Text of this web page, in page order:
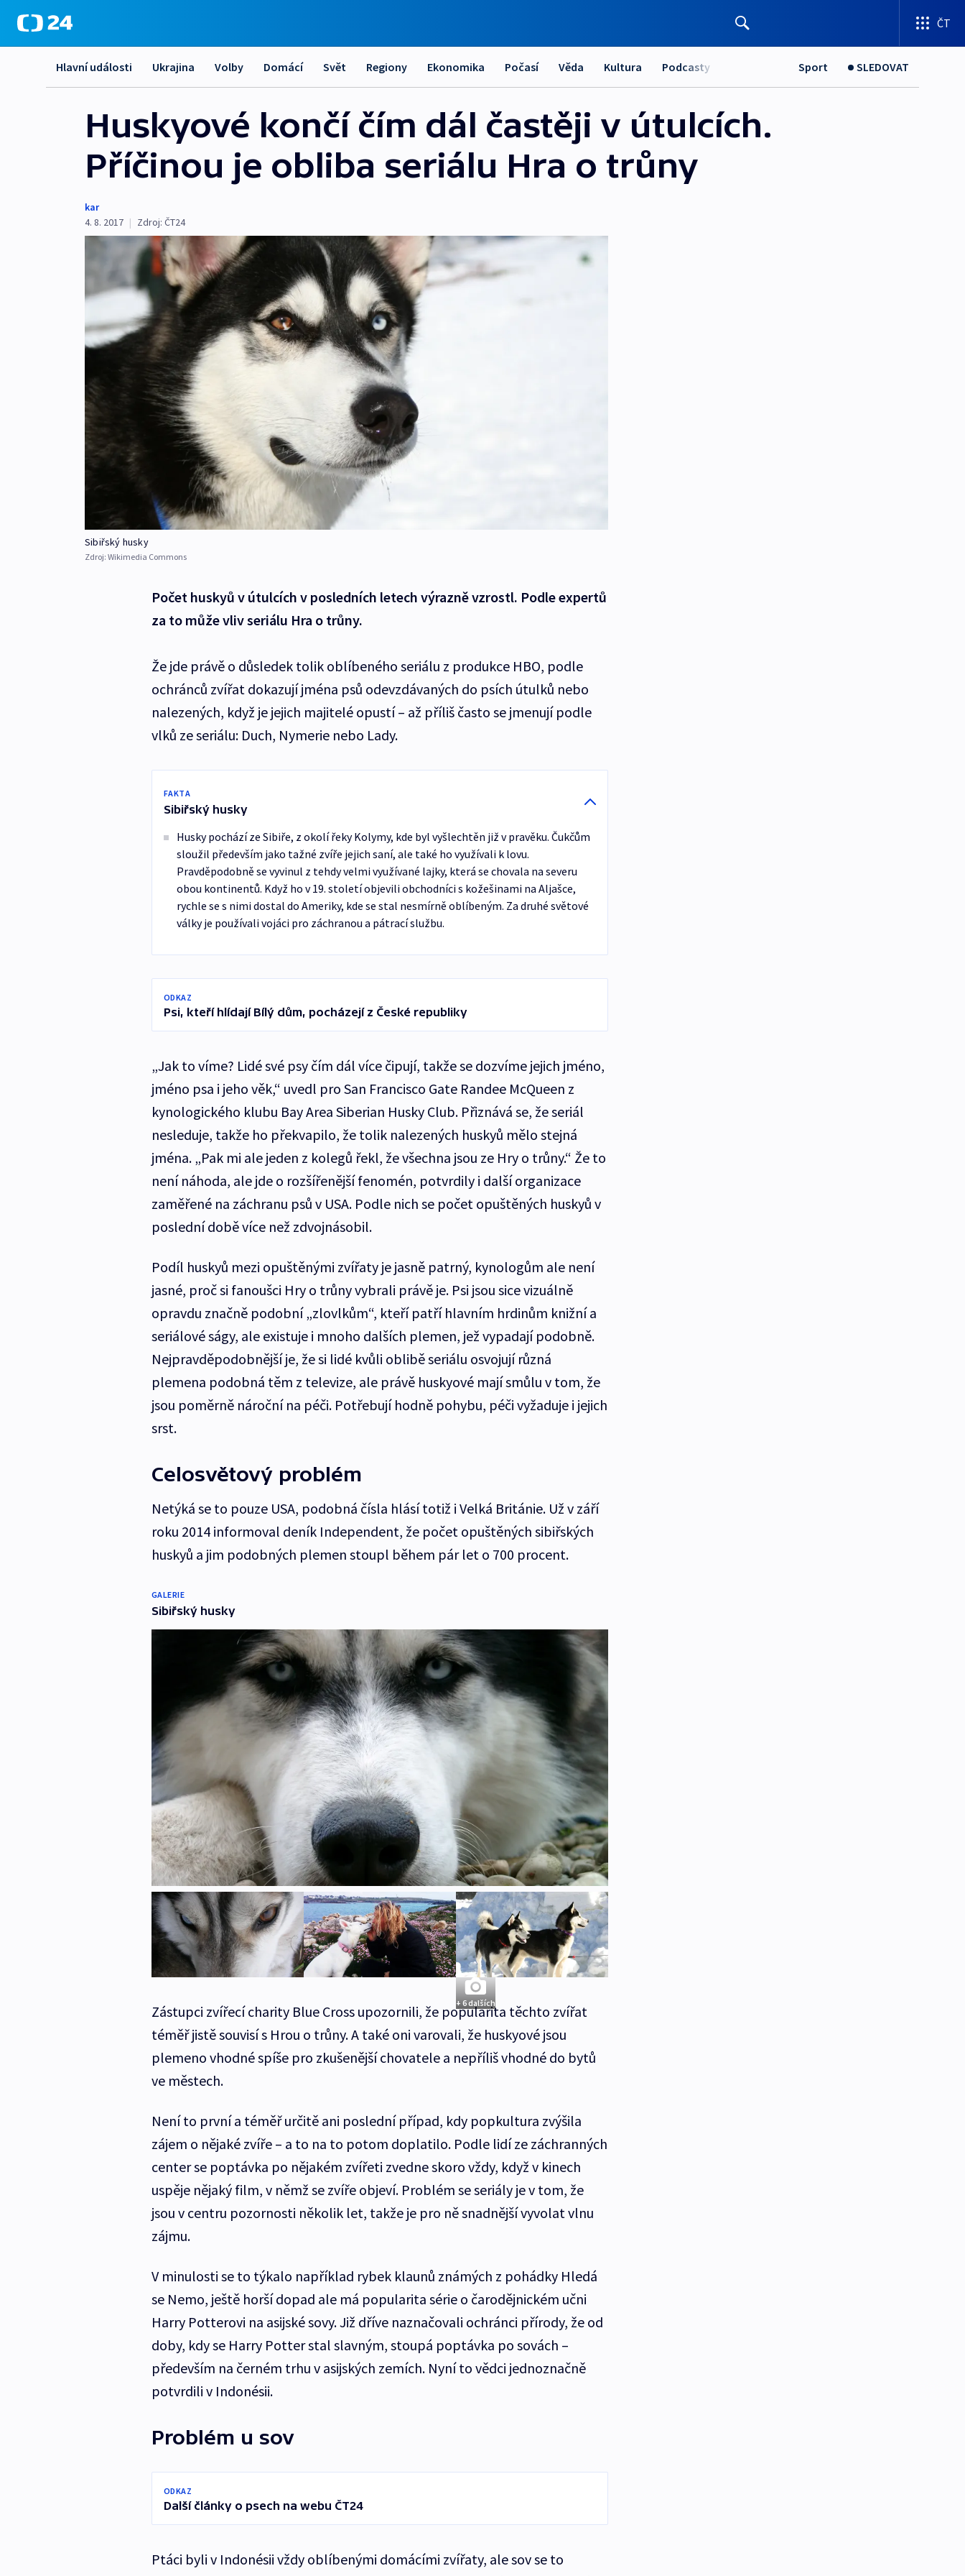
ČT
Hlavní události Ukrajina Volby Domácí Svět Regiony Ekonomika Počasí Věda Kultura Podcasty Sport SLEDOVAT
Huskyové končí čím dál častěji v útulcích.
Příčinou je obliba seriálu Hra o trůny
kar
4. 8. 2017 | Zdroj: ČT24
Sibiřský husky
Zdroj: Wikimedia Commons
Počet huskyů v útulcích v posledních letech výrazně vzrostl. Podle expertů
za to může vliv seriálu Hra o trůny.
Že jde právě o důsledek tolik oblíbeného seriálu z produkce HBO, podle
ochránců zvířat dokazují jména psů odevzdávaných do psích útulků nebo
nalezených, když je jejich majitelé opustí – až příliš často se jmenují podle
vlků ze seriálu: Duch, Nymerie nebo Lady.
FAKTA
Sibiřský husky
Husky pochází ze Sibiře, z okolí řeky Kolymy, kde byl vyšlechtěn již v pravěku. Čukčům
sloužil především jako tažné zvíře jejich saní, ale také ho využívali k lovu.
Pravděpodobně se vyvinul z tehdy velmi využívané lajky, která se chovala na severu
obou kontinentů. Když ho v 19. století objevili obchodníci s kožešinami na Aljašce,
rychle se s nimi dostal do Ameriky, kde se stal nesmírně oblíbeným. Za druhé světové
války je používali vojáci pro záchranou a pátrací službu.
ODKAZ
Psi, kteří hlídají Bílý dům, pocházejí z České republiky
„Jak to víme? Lidé své psy čím dál více čipují, takže se dozvíme jejich jméno,
jméno psa i jeho věk,“ uvedl pro San Francisco Gate Randee McQueen z
kynologického klubu Bay Area Siberian Husky Club. Přiznává se, že seriál
nesleduje, takže ho překvapilo, že tolik nalezených huskyů mělo stejná
jména. „Pak mi ale jeden z kolegů řekl, že všechna jsou ze Hry o trůny.“ Že to
není náhoda, ale jde o rozšířenější fenomén, potvrdily i další organizace
zaměřené na záchranu psů v USA. Podle nich se počet opuštěných huskyů v
poslední době více než zdvojnásobil.
Podíl huskyů mezi opuštěnými zvířaty je jasně patrný, kynologům ale není
jasné, proč si fanoušci Hry o trůny vybrali právě je. Psi jsou sice vizuálně
opravdu značně podobní „zlovlkům“, kteří patří hlavním hrdinům knižní a
seriálové ságy, ale existuje i mnoho dalších plemen, jež vypadají podobně.
Nejpravděpodobnější je, že si lidé kvůli oblibě seriálu osvojují různá
plemena podobná těm z televize, ale právě huskyové mají smůlu v tom, že
jsou poměrně nároční na péči. Potřebují hodně pohybu, péči vyžaduje i jejich
srst.
Celosvětový problém
Netýká se to pouze USA, podobná čísla hlásí totiž i Velká Británie. Už v září
roku 2014 informoval deník Independent, že počet opuštěných sibiřských
huskyů a jim podobných plemen stoupl během pár let o 700 procent.
GALERIE
Sibiřský husky
+ 6 dalších
Zástupci zvířecí charity Blue Cross upozornili, že popularita těchto zvířat
téměř jistě souvisí s Hrou o trůny. A také oni varovali, že huskyové jsou
plemeno vhodné spíše pro zkušenější chovatele a nepříliš vhodné do bytů
ve městech.
Není to první a téměř určitě ani poslední případ, kdy popkultura zvýšila
zájem o nějaké zvíře – a to na to potom doplatilo. Podle lidí ze záchranných
center se poptávka po nějakém zvířeti zvedne skoro vždy, když v kinech
uspěje nějaký film, v němž se zvíře objeví. Problém se seriály je v tom, že
jsou v centru pozornosti několik let, takže je pro ně snadnější vyvolat vlnu
zájmu.
V minulosti se to týkalo například rybek klaunů známých z pohádky Hledá
se Nemo, ještě horší dopad ale má popularita série o čarodějnickém učni
Harry Potterovi na asijské sovy. Již dříve naznačovali ochránci přírody, že od
doby, kdy se Harry Potter stal slavným, stoupá poptávka po sovách –
především na černém trhu v asijských zemích. Nyní to vědci jednoznačně
potvrdili v Indonésii.
Problém u sov
ODKAZ
Další články o psech na webu ČT24
Ptáci byli v Indonésii vždy oblíbenými domácími zvířaty, ale sov se to